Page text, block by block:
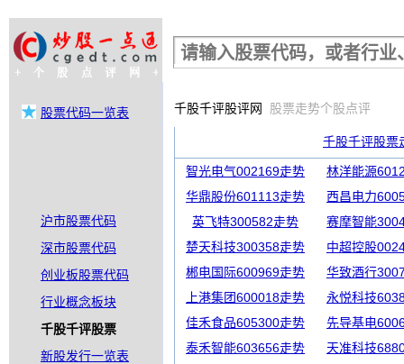
股票代码一览表
沪市股票代码
深市股票代码
创业板股票代码
行业概念板块
千股千评股票
新股发行一览表
千股千评股评网 股票走势个股点评
千股千评股票
智光电气002169走势
林洋能源
华鼎股份601113走势
西昌电力
英飞特300582走势
赛摩智能
楚天科技300358走势
中超控股
郴电国际600969走势
华致酒行
上港集团600018走势
永悦科技
佳禾食品605300走势
先导基电
泰禾智能603656走势
天准科技